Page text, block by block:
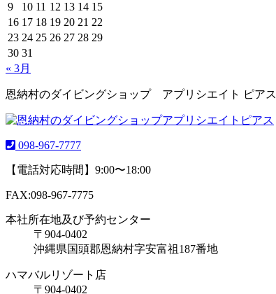
9
10 11 12 13 14 15
16 17 18 19 20 21 22
23 24 25 26 27 28 29
30 31
« 3月
恩納村のダイビングショップ アプリシエイト ピアス
098-967-7777
【電話対応時間】9:00〜18:00
FAX:098-967-7775
本社所在地及び予約センター
〒904-0402
沖縄県国頭郡恩納村字安富祖187番地
ハマバルリゾート店
〒904-0402